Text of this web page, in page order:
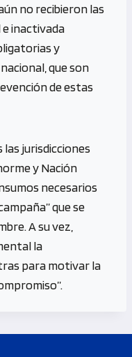
no recibieron las
e inactivada
y
que son
de estas
jurisdicciones
y Nación
necesarios
que se
A su vez,
la
para motivar la